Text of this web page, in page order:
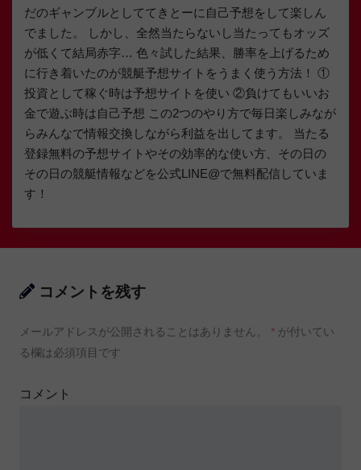
だのギャンブルとしててきとーに自己予想をして楽しん
でました。 しかし、全然当たらないし当たってもオッズ
が低くて結局赤字… 色々試した結果、勝率を上げるため
に行き着いたのが競艇予想サイトをうまく使う方法！ ①
投資として稼ぐ時は予想サイトを使い ②負けてもいいお
金で遊ぶ時は自己予想 この2つのやり方で毎日楽しみなが
らみんなで情報交換しながら利益を出してます。 当たる
登録無料の予想サイトやその効率的な使い方、その日の
その日の競艇情報などを公式LINE@で無料配信していま
す！
コメントを残す
メールアドレスが公開されることはありません。 * が付いてい
る欄は必須項目です
コメント